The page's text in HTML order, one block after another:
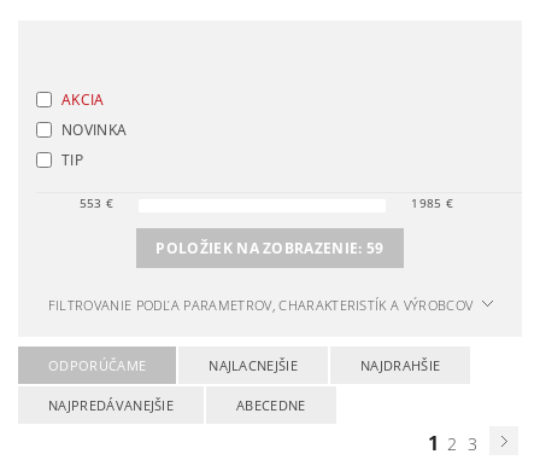
AKCIA
NOVINKA
TIP
553 € 1985 €
POLOŽIEK NA ZOBRAZENIE:59
FILTROVANIE PODĽA PARAMETROV, CHARAKTERISTÍK A VÝROBCOV
ODPORÚČAME NAJLACNEJŠIE NAJDRAHŠIE
NAJPREDÁVANEJŠIE ABECEDNE
1 2 3